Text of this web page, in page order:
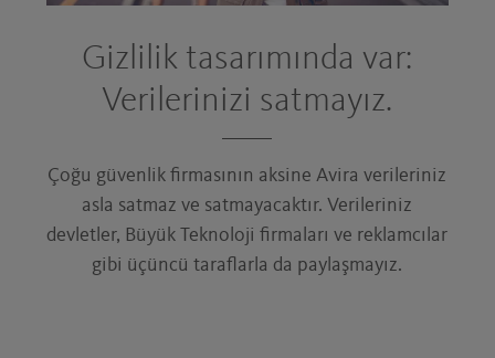
Gizlilik tasarımında var:
Verilerinizi satmayız.
Çoğu güvenlik firmasının aksine Avira verileriniz
asla satmaz ve satmayacaktır. Verileriniz
devletler, Büyük Teknoloji firmaları ve reklamcılar
gibi üçüncü taraflarla da paylaşmayız.